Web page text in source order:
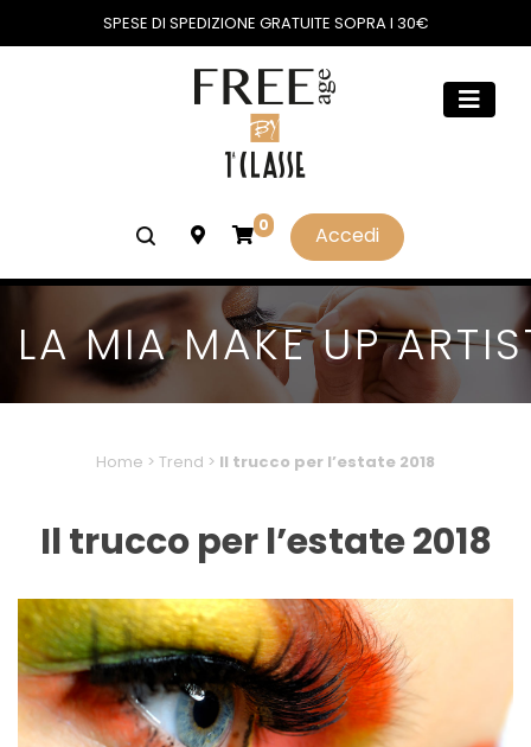
SPESE DI SPEDIZIONE GRATUITE SOPRA I 30€
0 Accedi
LA MIA MAKE UP
Home > Trend > Il trucco per l’estate 2018
Il trucco per l’estate 2018